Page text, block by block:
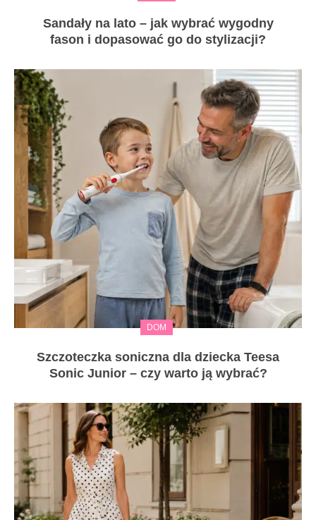
Sandały na lato – jak wybrać wygodny
fason i dopasować go do stylizacji?
DOM
Szczoteczka soniczna dla dziecka Teesa
Sonic Junior – czy warto ją wybrać?